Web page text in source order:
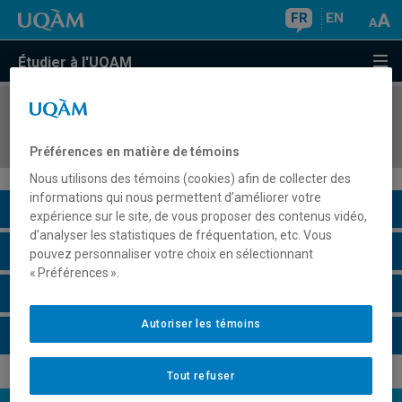
FR EN
Étudier à l'UQAM
COURS//
Description du cours
Horaire - Été 2026
Préférences en matière de témoins
Nous utilisons des témoins (cookies) afin de collecter des
informations qui nous permettent d’améliorer votre
expérience sur le site, de vous proposer des contenus vidéo,
d’analyser les statistiques de fréquentation, etc. Vous
pouvez personnaliser votre choix en sélectionnant
« Préférences ».
Tout refuser
Autoriser les témoins